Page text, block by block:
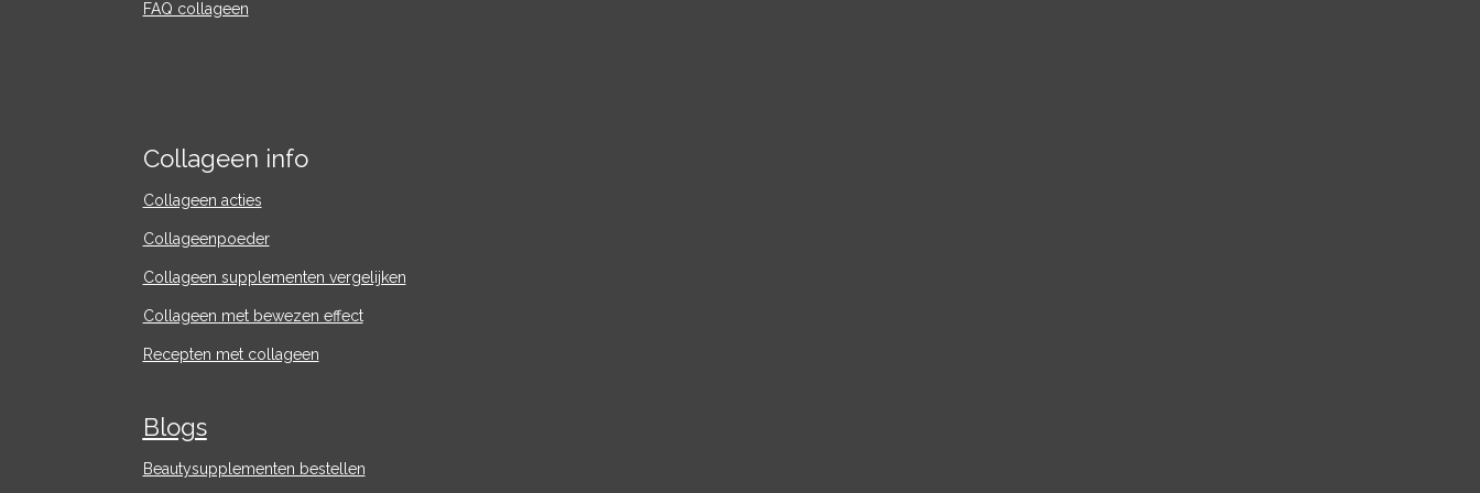
FAQ collageen
Collageen info
Collageen acties
Collageenpoeder
Collageen supplementen vergelijken
Collageen met bewezen effect
Recepten met collageen
Blogs
Beautysupplementen bestellen